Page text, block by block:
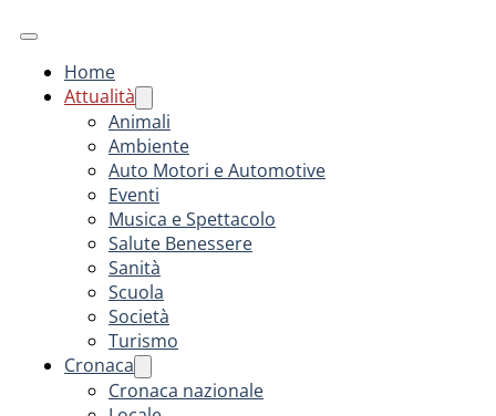
Home
Attualità
Animali
Ambiente
Auto Motori e Automotive
Eventi
Musica e Spettacolo
Salute Benessere
Sanità
Scuola
Società
Turismo
Cronaca
Cronaca nazionale